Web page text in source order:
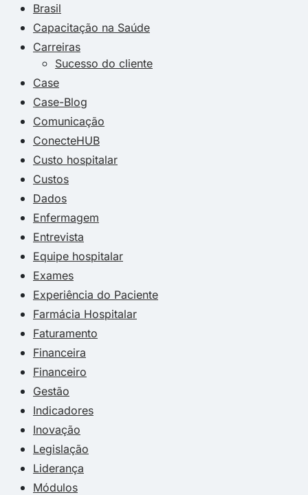
Brasil
Capacitação na Saúde
Carreiras
Sucesso do cliente
Case
Case-Blog
Comunicação
ConecteHUB
Custo hospitalar
Custos
Dados
Enfermagem
Entrevista
Equipe hospitalar
Exames
Experiência do Paciente
Farmácia Hospitalar
Faturamento
Financeira
Financeiro
Gestão
Indicadores
Inovação
Legislação
Liderança
Módulos